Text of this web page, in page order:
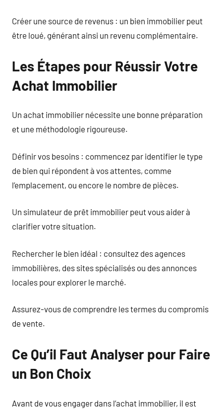
Créer une source de revenus : un bien immobilier peut
être loué, générant ainsi un revenu complémentaire.
Les Étapes pour Réussir Votre
Achat Immobilier
Un achat immobilier nécessite une bonne préparation
et une méthodologie rigoureuse.
Définir vos besoins : commencez par identifier le type
de bien qui répondent à vos attentes, comme
l’emplacement, ou encore le nombre de pièces.
Un simulateur de prêt immobilier peut vous aider à
clarifier votre situation.
Rechercher le bien idéal : consultez des agences
immobilières, des sites spécialisés ou des annonces
locales pour explorer le marché.
Assurez-vous de comprendre les termes du compromis
de vente.
Ce Qu’il Faut Analyser pour Faire
un Bon Choix
Avant de vous engager dans l’achat immobilier, il est